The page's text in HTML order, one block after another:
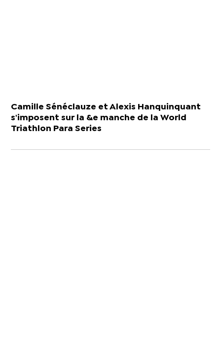
Camille Sénéclauze et Alexis Hanquinquant
s'imposent sur la &e manche de la World
Triathlon Para Series